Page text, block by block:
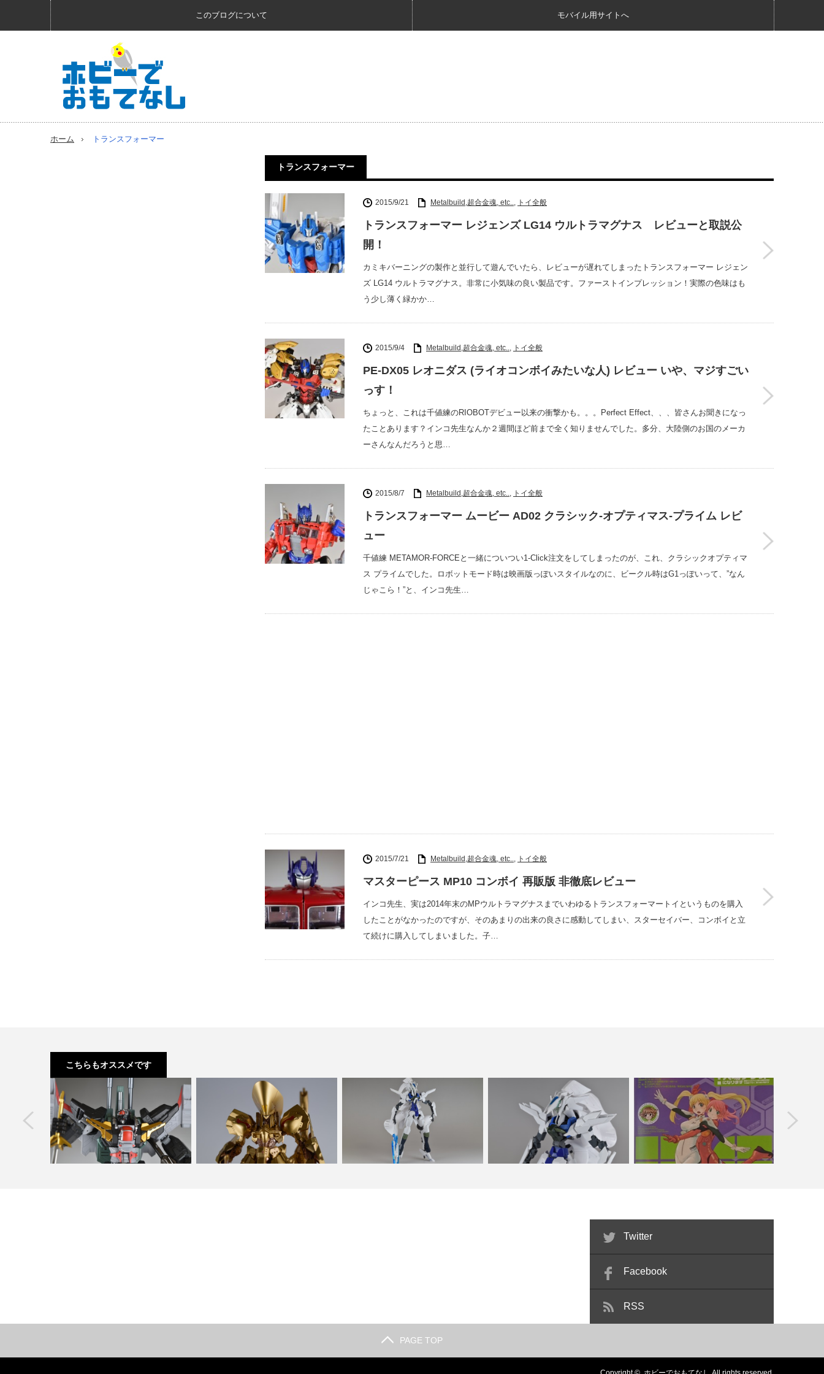
このブログについて モバイル用サイトへ
ホーム トランスフォーマー
トランスフォーマー
2015/9/21 Metalbuild,超合金魂, etc.., トイ全般
トランスフォーマー レジェンズ LG14 ウルトラマグナス レビューと取説公
開！
カミキバーニングの製作と並行して遊んでいたら、レビューが遅れてしまったトランスフォーマー レジェン
ズ LG14 ウルトラマグナス。非常に小気味の良い製品です。ファーストインプレッション！実際の色味はも
う少し薄く緑かか…
2015/9/4 Metalbuild,超合金魂, etc.., トイ全般
PE-DX05 レオニダス (ライオコンボイみたいな人) レビュー いや、マジすごい
っす！
ちょっと、これは千値練のRIOBOTデビュー以来の衝撃かも。。。Perfect Effect、、、皆さんお聞きになっ
たことあります？インコ先生なんか２週間ほど前まで全く知りませんでした。多分、大陸側のお国のメーカ
ーさんなんだろうと思…
2015/8/7 Metalbuild,超合金魂, etc.., トイ全般
トランスフォーマー ムービー AD02 クラシック-オプティマス-プライム レビ
ュー
千値練 METAMOR-FORCEと一緒についつい1-Click注文をしてしまったのが、これ、クラシックオプティマ
ス プライムでした。ロボットモード時は映画版っぽいスタイルなのに、ビークル時はG1っぽいって、”なん
じゃこら！”と、インコ先生…
2015/7/21 Metalbuild,超合金魂, etc.., トイ全般
マスターピース MP10 コンボイ 再販版 非徹底レビュー
インコ先生、実は2014年末のMPウルトラマグナスまでいわゆるトランスフォーマートイというものを購入
したことがなかったのですが、そのあまりの出来の良さに感動してしまい、スターセイバー、コンボイと立
て続けに購入してしまいました。子…
こちらもオススメです
Twitter
Facebook
RSS
PAGE TOP